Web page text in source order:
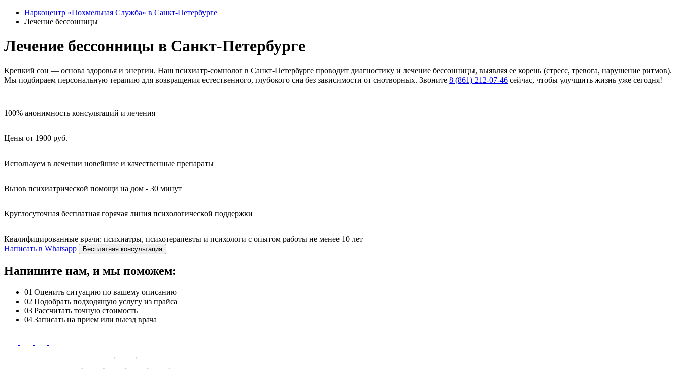
Наркоцентр «Похмельная Служба» в Санкт-Петербурге
Лечение бессонницы
Лечение бессонницы в Санкт-Петербурге
Крепкий сон — основа здоровья и энергии. Наш психиатр-сомнолог в Санкт-Петербурге проводит диагностику и лечение бессонницы, выявляя ее корень (стресс, тревога, нарушение ритмов).
Мы подбираем персональную терапию для возвращения естественного, глубокого сна без зависимости от снотворных. Звоните 8 (861) 212-07-46 сейчас, чтобы улучшить жизнь уже сегодня!
100% анонимность консультаций и лечения
Цены от 1900 руб.
Используем в лечении новейшие и качественные препараты
Вызов психиатрической помощи на дом - 30 минут
Круглосуточная бесплатная горячая линия психологической поддержки
Квалифицированные врачи: психиатры, психотерапевты и психологи с опытом работы не менее 10 лет
Написать в Whatsapp
Бесплатная консультация
Напишите нам, и мы поможем:
01 Оценить ситуацию по вашему описанию
02 Подобрать подходящую услугу из прайса
03 Рассчитать точную стоимость
04 Записать на прием или выезд врача